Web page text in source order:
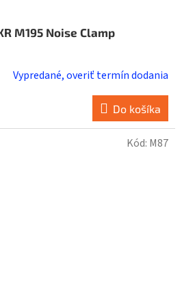
M195 Noise Clamp
Vypredané, overiť termín dodania
Do košíka
Kód: M87